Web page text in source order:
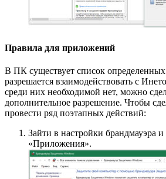
Правила для приложений
В ПК существует список
разрешается взаимодействовать с
среди них необходимой нет, можно
дополнительное разрешение. Чтобы
провести ряд поэтапных действий:
Зайти в настройки брандмауэра
«Приложения».